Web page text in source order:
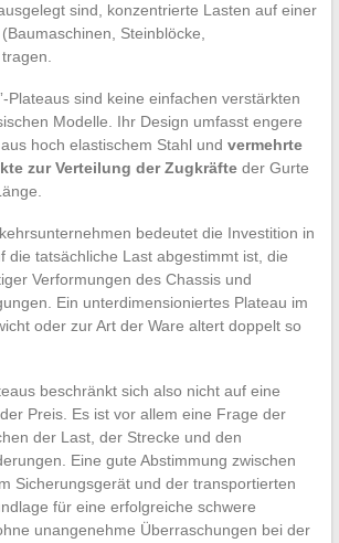
sind, konzentrierte Lasten auf einer
Steinblöcke,
Plateaus sind keine einfachen verstärkten
Modelle. Ihr Design umfasst engere
hoch elastischem Stahl und vermehrte
zur Verteilung der Zugkräfteder Gurte
bedeutet die Investition in
die tatsächliche Last abgestimmt ist, die
Verformungen des Chassis und
Ein unterdimensioniertes Plateau im
oder zur Art der Ware altert doppelt so
beschränkt sich also nicht auf eine
Preis. Es ist vor allem eine Frage der
der Last, der Strecke und den
Eine gute Abstimmung zwischen
Sicherungsgerät und der transportierten
für eine erfolgreiche schwere
unangenehme Überraschungen bei der